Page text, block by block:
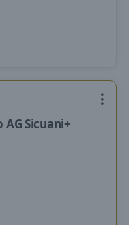
Sicuani+